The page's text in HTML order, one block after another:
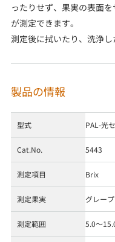
ったりせず、果実の表面
が測定できます。
測定後に拭いたり、洗浄し
製品の情報
型式 PAL-光
Cat.No. 5443
測定項目 Brix
測定果実 グレー
測定範囲 5.0～